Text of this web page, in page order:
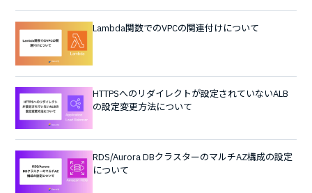
Lambda関数でのVPCの関連付けについて
HTTPSへのリダイレクトが設定されていないALB
の設定変更方法について
RDS/Aurora DBクラスターのマルチAZ構成の設定
について